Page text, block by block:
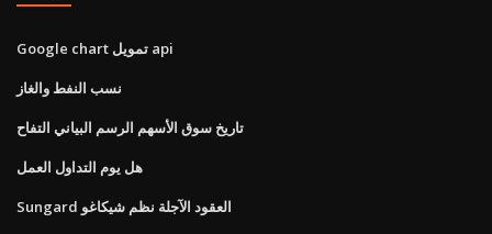
Google chart تمويل api
نسب النفط والغاز
تاريخ سوق الأسهم الرسم البياني التفاح
هل يوم التداول العمل
Sungard العقود الآجلة نظم شيكاغو